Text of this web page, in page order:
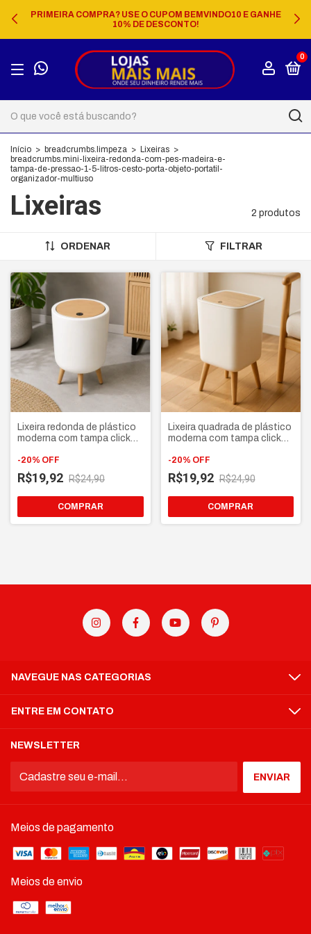
PRIMEIRA COMPRA? USE O CUPOM BEMVINDO10 E GANHE
10% DE DESCONTO!
0
Início > breadcrumbs.limpeza > Lixeiras >
breadcrumbs.mini-lixeira-redonda-com-pes-madeira-e-
tampa-de-pressao-1-5-litros-cesto-porta-objeto-portatil-
organizador-multiuso
Lixeiras 2 produtos
ORDENAR FILTRAR
Lixeira redonda de plástico
moderna com tampa click
-20% OFF
R$19,92 R$24,90
COMPRAR
Lixeira quadrada de plástico
moderna com tampa click
-20% OFF
R$19,92 R$24,90
COMPRAR
NAVEGUE NAS CATEGORIAS
ENTRE EM CONTATO
NEWSLETTER
Meios de pagamento
Meios de envio